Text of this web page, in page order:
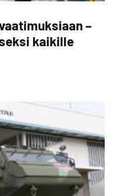
–
kaikille